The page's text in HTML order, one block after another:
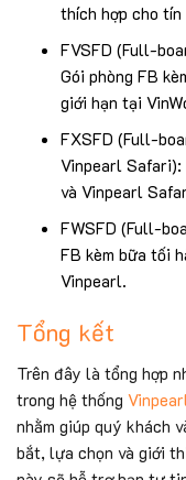
thích hợp cho
FVSFD (Full-
Gói phòng FB
giới hạn tại
FXSFD (Full-
Vinpearl Safari):
và Vinpearl
FWSFD (Full-
FB kèm bữa tối
Vinpearl.
Tổng kết
Trên đây là tổng hợp
trong hệ thống
nhằm giúp quý khách
bắt, lựa chọn và giới